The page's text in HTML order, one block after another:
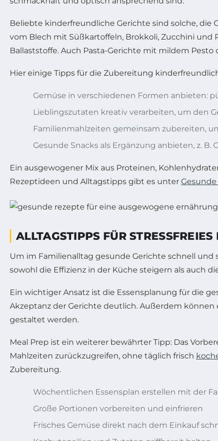
Beliebte kinderfreundliche Gerichte sind solche,
vom Blech mit Süßkartoffeln, Brokkoli, Zucchini
Ballaststoffe. Auch Pasta-Gerichte mit mildem
Hier einige Tipps für die Zubereitung
Gemüse in verschiedenen Formen anbieten:
Lieblingszutaten kreativ verarbeiten, um den
Familienmahlzeiten gemeinsam zubereiten,
Gesunde Snacks als Ergänzung anbieten, z.
Ein ausgewogener Mix aus Proteinen,
Rezeptideen und Alltagstipps gibt es unter
ALLTAGSTIPPS FÜR
Um im Familienalltag gesunde Gerichte schnell
sowohl die Effizienz in der Küche steigern als auch
Ein wichtiger Ansatz ist die Essensplanung für die
Akzeptanz der Gerichte deutlich. Außerdem
gestaltet werden.
Meal Prep ist ein weiterer bewährter Tipp: Das
Mahlzeiten zurückzugreifen, ohne täglich frisch
Zubereitung.
Wöchentlichen Essensplan erstellen mit der
Große Portionen vorbereiten und einfrieren
Frisches Gemüse direkt nach dem Einkauf